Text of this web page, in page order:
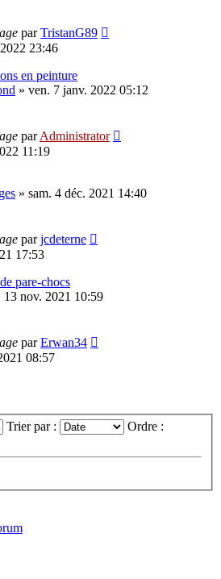
parTristanG89
23:46
en peinture
» ven. 7 janv. 2022 05:12
parAdministrator
11:19
» sam. 4 déc. 2021 14:40
parjcdeterne
17:53
pare-chocs
13 nov. 2021 10:59
parErwan34
08:57
Trier par : Ordre :